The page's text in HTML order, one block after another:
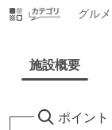
グルメ
施設概要
ポイント